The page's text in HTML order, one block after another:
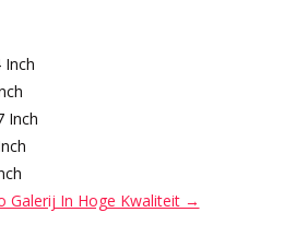
Inch
Inch
Galerij In Hoge Kwaliteit →